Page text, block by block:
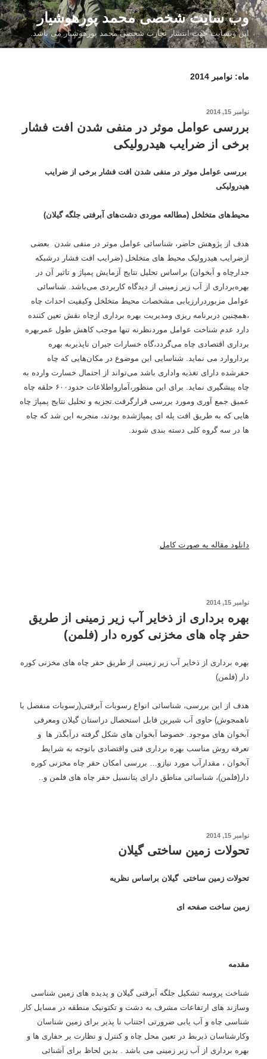
رفتن
به
محتوا
وب سایت شخصی محمد پورهوشیار
این وبسایت جهت انتشار تجارب شخصی محمد پورهوشیار می باشد.
ماه: نوامبر 2014
نوشته‌شده
نوامبر 15, 2014
بررسی عوامل موثر در منفی شدن افت فشار
برخی از ضرایب هیدرولیکی
بررسی عوامل موثر در منفی شدن افت فشار برخی از ضرایب
هیدرولیکی
محیط‌های متخلخل (مطالعه موردی دشت‌های آبرفتی جلگه گیلان)
هدف از پژوهش حاضر، شناسائی عوامل موثر در منفی شدن بعضی
ازضرایب هیدرولیک محیط های متخلخل (ضرایب افت فشار درشبکه
جدارچاه و آبخوان) براساس تحلیل نتایج آزمایش پمپاژ و تاثیر آن در
بهره‌برداری از آب زیر زمینی از دیدگاه کاربردی می‌باشد. شناسائی
عوامل مزبوردرارزیابی مشخصات محیط متخلخل وکیفیت احداث چاه
،همچنین دربرنامه ریزی ومدیریت بهره برداری ازچاه نقش تعین کننده
دارد عدم شناخت عوامل موردنظرنه تنها موجب کاهش طول عمربهره
برداری اقتصادی چاه می‌گردد،گاه خسارات جبران ناپذیربه بهره
برداروارد می نماید. شناسایی این موضوع در مکان‌هایی که چاه
حفرشده دارای تغذیه واداری باشد می‌تواند از احتمال خسارت وارده به
چاه پیشگیری نماید. برای این منظور،آمارواطلاعات حدود۶۰۰ حلقه چاه
عمیق جمع آوری ومورد بررسی قرارگرفت.تجزیه و تحلیل نتایج پمپاژ چاه
هایی که به طریق افت پله ای پمپاژشده بودند، منجربه این شد که چاه
ها در سه گروه کلی دسته بندی شوند.
دانلود مقاله به صورت کامل
نوشته‌شده
نوامبر 15, 2014
بهره برداری از ذخایر آب زیر زمینی از طریق
حفر چاه های مخزنی کوره دار (فلمن)
بهره برداری از ذخایر آب زیر زمینی از طریق حفر چاه های مخزنی کوره
دار (فلمن)
هدف از این بررسی، شناسائی انواع رسوبات آبرفتی(رسوبات منفصل یا
ناهمجوش) حاوی آب شیرین قابل استحصال دراستان گیلان ومعرفی
آبخوان های موجود. خصوصا آبخوان های شکل گرفته درآبگذر ها و
تعرفه روش مناسب بهره برداری فنی واقتصادی باتوجه به شرایط
آبخوان ، مقدارآب مورد نیازو… بررسی امکان حفر چاه مخزنی کوره
دار(فلمن)، شناسائی مناطق دارای پتانسیل حفر چاه های فلمن و..
نوشته‌شده
نوامبر 15, 2014
تحولات زمین ساختی گیلان
تحولات زمین ساختی گیلان براساس نظریه
زمین ساخت صفحه ای
مقدمه
شناخت پروسه تشکیل جلگه آبرفتی گیلان و پدیده های زمین شناسی
وسازند های ارتفاعات مشرف به دشت و تکتونیک منطقه در مسایل کار
شناسی چاه و آب یابی ضرورتی اجتناب نا پذیر برای زمین شناسان
وکارشناسان ذیربط در تعین محل چاه و کنترل و نظارت بر حفاری ها و
بهره برداری از آب زیر زمینی می باشد . بدین لحاظ برای آشنائی